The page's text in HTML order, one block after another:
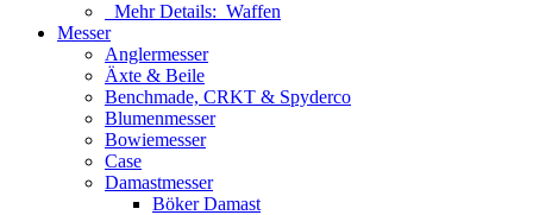
Mehr Details: Waffen
Messer
Anglermesser
Äxte & Beile
Benchmade, CRKT & Spyderco
Blumenmesser
Bowiemesser
Case
Damastmesser
Böker Damast